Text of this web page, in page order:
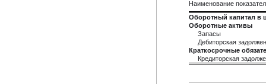
Наименование
Оборотный капитал в
Оборотные активы
Запасы
Дебиторская
Краткосрочные
Кредиторская